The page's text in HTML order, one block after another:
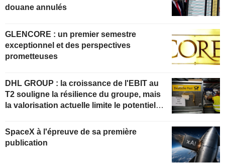
douane annulés
GLENCORE : un premier semestre
exceptionnel et des perspectives
prometteuses
DHL GROUP : la croissance de l'EBIT au
T2 souligne la résilience du groupe, mais
la valorisation actuelle limite le potentiel
SpaceX à l'épreuve de sa première
publication